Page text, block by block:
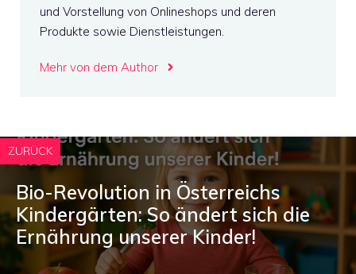
und Vorstellung von Onlineshops und deren
Produkte sowie Dienstleistungen.
Mehr von dem Author
ZURÜCK
Bio-Revolution in Österreichs
Kindergärten: So ändert sich die
Ernährung unserer Kinder!